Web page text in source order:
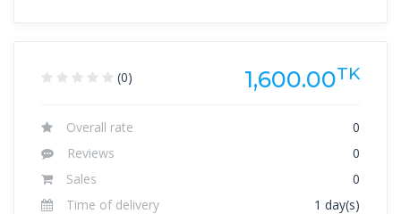
(0) 1,600.00TK
Overall rate
0
Reviews
0
Sales
0
Time of delivery
1 day(s)